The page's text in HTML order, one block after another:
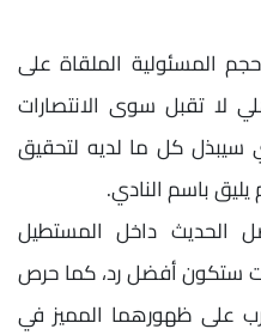
المسئولية الملقاة على
لا تقبل سوى الانتصارات
سيبذل كل ما لديه لتحقيق
باسم النادي.
الحديث داخل المستطيل
ستكون أفضل رد، كما حرص
على ظهورهما المميز في